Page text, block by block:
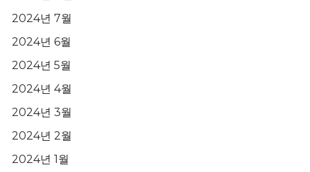
2024년 7월
2024년 6월
2024년 5월
2024년 4월
2024년 3월
2024년 2월
2024년 1월